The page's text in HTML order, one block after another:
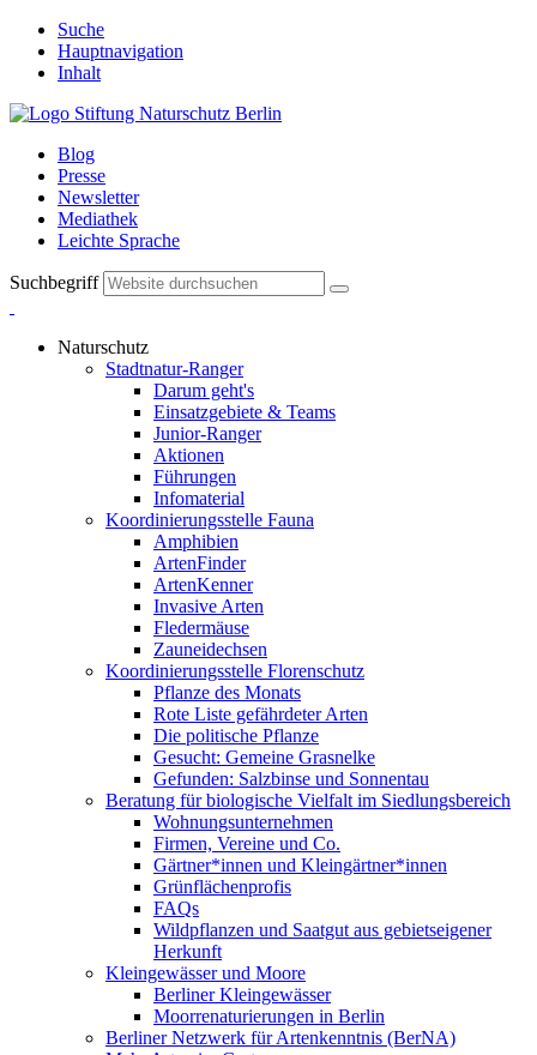
Suche
Hauptnavigation
Inhalt
Blog
Presse
Newsletter
Mediathek
Leichte Sprache
Suchbegriff
Naturschutz
Stadtnatur-Ranger
Darum geht's
Einsatzgebiete & Teams
Junior-Ranger
Aktionen
Führungen
Infomaterial
Koordinierungsstelle Fauna
Amphibien
ArtenFinder
ArtenKenner
Invasive Arten
Fledermäuse
Zauneidechsen
Koordinierungsstelle Florenschutz
Pflanze des Monats
Rote Liste gefährdeter Arten
Die politische Pflanze
Gesucht: Gemeine Grasnelke
Gefunden: Salzbinse und Sonnentau
Beratung für biologische Vielfalt im Siedlungsbereich
Wohnungsunternehmen
Firmen, Vereine und Co.
Gärtner*innen und Kleingärtner*innen
Grünflächenprofis
FAQs
Wildpflanzen und Saatgut aus gebietseigener
Herkunft
Kleingewässer und Moore
Berliner Kleingewässer
Moorrenaturierungen in Berlin
Berliner Netzwerk für Artenkenntnis (BerNA)